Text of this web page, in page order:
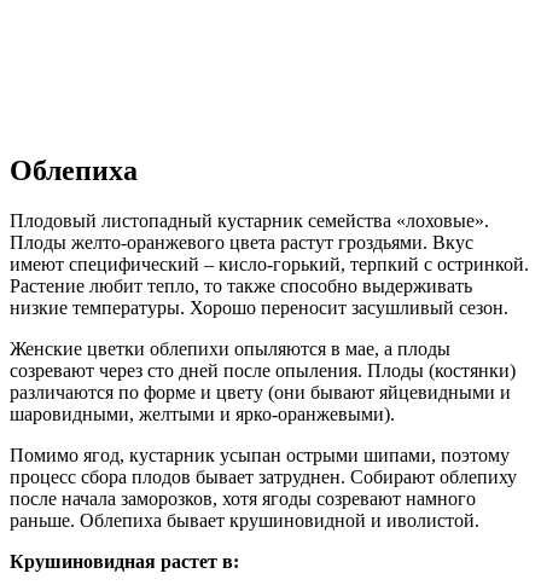
Облепиха
Плодовый листопадный кустарник семейства «лоховые».
Плоды желто-оранжевого цвета растут гроздьями. Вкус
имеют специфический – кисло-горький, терпкий с остринкой.
Растение любит тепло, то также способно выдерживать
низкие температуры. Хорошо переносит засушливый сезон.
Женские цветки облепихи опыляются в мае, а плоды
созревают через сто дней после опыления. Плоды (костянки)
различаются по форме и цвету (они бывают яйцевидными и
шаровидными, желтыми и ярко-оранжевыми).
Помимо ягод, кустарник усыпан острыми шипами, поэтому
процесс сбора плодов бывает затруднен. Собирают облепиху
после начала заморозков, хотя ягоды созревают намного
раньше. Облепиха бывает крушиновидной и иволистой.
Крушиновидная растет в: